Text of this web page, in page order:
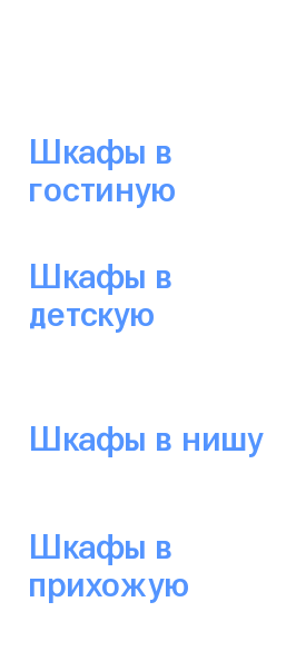
Шкафы в
гостиную
Шкафы в
детскую
Шкафы в нишу
Шкафы в
прихожую